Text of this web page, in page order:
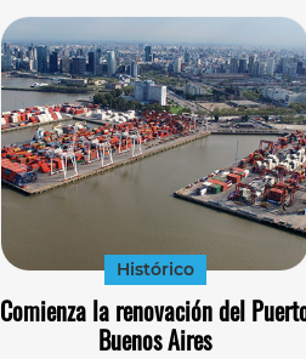
Histórico
Comienza la renovación del
Buenos Aires